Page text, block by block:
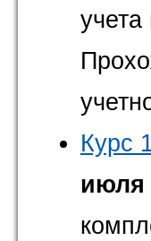
Курс
июля